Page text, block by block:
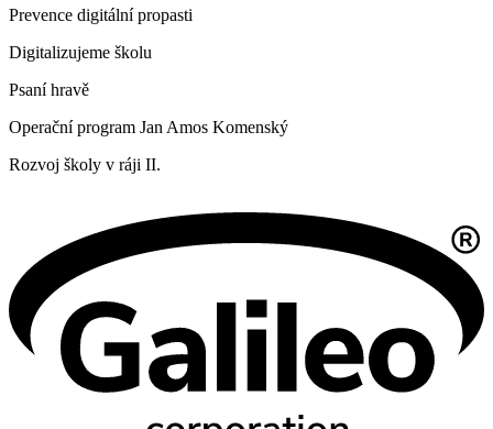
Prevence digitální propasti
Digitalizujeme školu
Psaní hravě
Operační program Jan Amos Komenský
Rozvoj školy v ráji II.